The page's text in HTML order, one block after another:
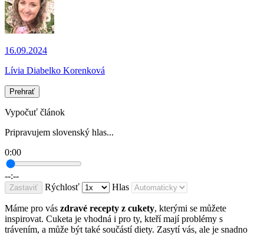
16.09.2024
Lívia Diabelko Korenková
Prehrať
Vypočuť článok
Pripravujem slovenský hlas...
0:00
--:--
Zastaviť Rýchlosť Hlas
Máme pro vás zdravé recepty z cukety, kterými se můžete
inspirovat. Cuketa je vhodná i pro ty, kteří mají problémy s
trávením, a může být také součástí diety. Zasytí vás, ale je snadno